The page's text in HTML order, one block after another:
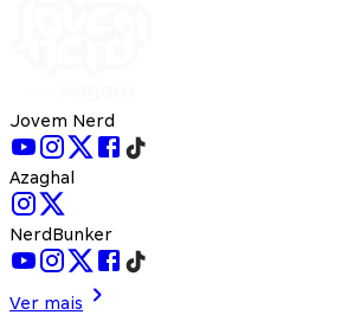
Jovem Nerd
Azaghal
NerdBunker
Ver mais